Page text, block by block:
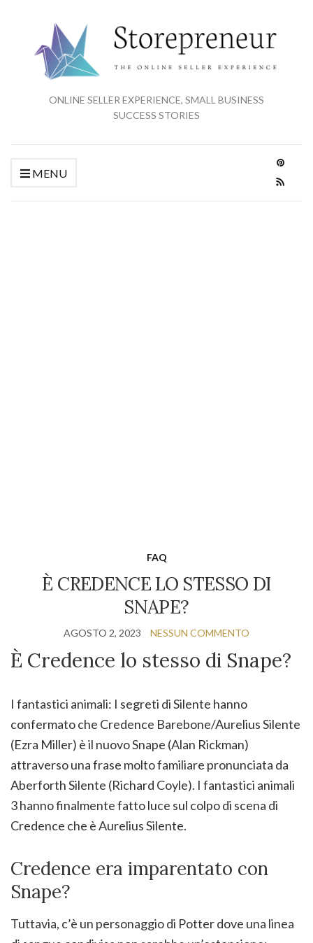
ONLINE SELLER EXPERIENCE, SMALL BUSINESS
SUCCESS STORIES
MENU
FAQ
È CREDENCE LO STESSO DI
SNAPE?
AGOSTO 2, 2023 NESSUN COMMENTO
È Credence lo stesso di Snape?
I fantastici animali: I segreti di Silente hanno
confermato che Credence Barebone/Aurelius Silente
(Ezra Miller) è il nuovo Snape (Alan Rickman)
attraverso una frase molto familiare pronunciata da
Aberforth Silente (Richard Coyle). I fantastici animali
3 hanno finalmente fatto luce sul colpo di scena di
Credence che è Aurelius Silente.
Credence era imparentato con
Snape?
Tuttavia, c’è un personaggio di Potter dove una linea